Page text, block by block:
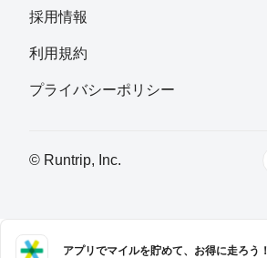
採用情報
利用規約
プライバシーポリシー
© Runtrip, Inc.
アプリでマイルを貯めて、お得に走ろう！